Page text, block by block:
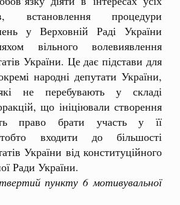
встановлення процедури
у Верховній Раді України
вільного волевиявлення
України. Це дає підстави для
народні депутати України,
не перебувають у складі
що ініціювали створення
право брати участь у її
входити до більшості
України від конституційного
Ради України.
пункту 6 мотивувальної